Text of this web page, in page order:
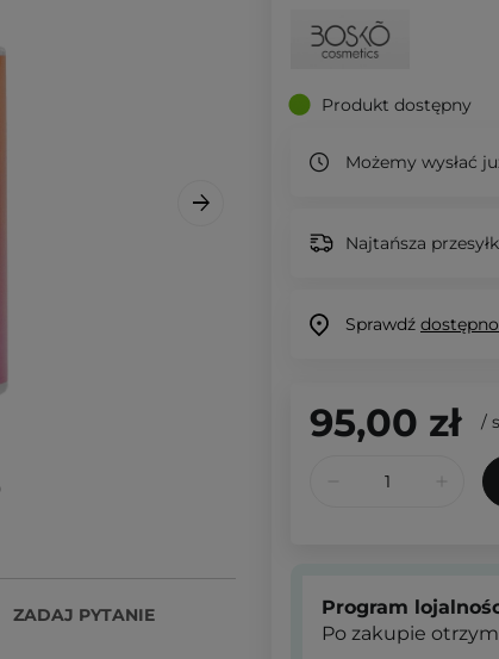
ZADAJ PYTANIE
Produkt dostępny
Możemy wysłać
Najtańsza
Sprawdź
95,00 zł /
Program
Po zakupie